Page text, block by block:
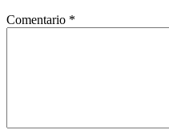
Comentario *